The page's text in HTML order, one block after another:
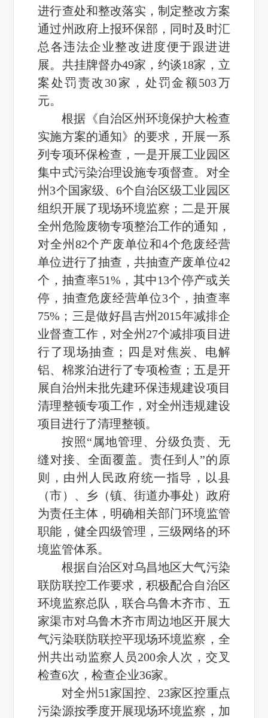
进行查处和整改落实，制定整改方案
通过州政府上报环保部，同时及时汇
总各违法企业整改进度便于跟进进
展。共挂牌督办49家，约谈18家，立
案处罚责改30家，处罚金额503万
元。
根据《自治区州环境保护大检查
实施方案的通知》的要求，开展一系
列专项环保检查，一是开展工业园区
集中式污染治理设施专项督查。对全
州3个国家级、6个自治区级工业园区
组织开展了现场环境监察；二是开展
全州危险废物专项整治工作的通知，
对全州82个产废单位和4个危废经营
单位进行了抽查，共抽查产废单位42
个，抽查率51%，其中13个停产或关
停，抽查危废经营单位3个，抽查率
75%；三是做好昌吉州2015年减排企
业督查工作，对全州27个减排项目进
行了现场抽查；四是对焦炭、电解
铝、棉浆泊进行了专项检查；五是开
展自治州未批先建环保违规建设项目
清理整顿专项工作，对全州违规建设
项目进行了清理整顿。
按照“属地管理、分级负责、无
缝对接、全面覆盖。责任到人”的原
则，由州人民政府统一指导，以县
（市）、乡（镇、街道办事处）政府
为责任主体，明确相关部门环境监管
职能，健全四级管理，三级网络的环
境监管体系。
根据自治区对乌昌地区大气污染
联防联控工作要求，积极配合自治区
环境监察总队，联合乌鲁木齐市、五
家渠市对乌鲁木齐市周边地区开展大
气污染联防联控平现场环境监察，全
州共出动监察人员200余人次，交叉
检查6次，检查企业36家。
对全州51家国控、23家区控重点
污染源按季度开展现场环境监察，加